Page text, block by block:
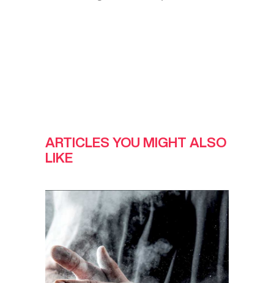
ARTICLES YOU MIGHT ALSO
LIKE